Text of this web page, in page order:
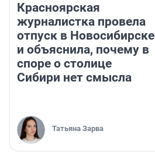
Красноярская
журналистка провела
отпуск в Новосибирске
и объяснила, почему в
споре о столице
Сибири нет смысла
Татьяна Зарва